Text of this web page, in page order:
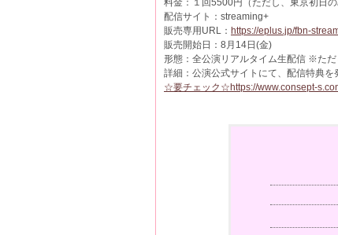
料金：１回5500円（ただし、東京初日の
配信サイト：streaming+
販売専用URL： https://eplus.jp/fbn-
販売開始日：8月14日(金)
形態：全公演リアルタイム生配信 ※ただ
詳細：公演公式サイトにて、配信特典を
☆要チェック☆https://www.consept-